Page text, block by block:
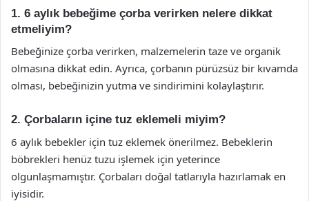
1. 6 aylık bebeğime çorba verirken nelere dikkat
etmeliyim?
Bebeğinize çorba verirken, malzemelerin taze ve organik
olmasına dikkat edin. Ayrıca, çorbanın pürüzsüz bir kıvamda
olması, bebeğinizin yutma ve sindirimini kolaylaştırır.
2. Çorbaların içine tuz eklemeli miyim?
6 aylık bebekler için tuz eklemek önerilmez. Bebeklerin
böbrekleri henüz tuzu işlemek için yeterince
olgunlaşmamıştır. Çorbaları doğal tatlarıyla hazırlamak en
iyisidir.